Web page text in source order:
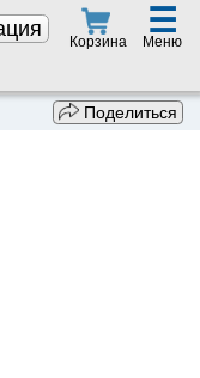
Корзина
☰
Меню
Поделиться